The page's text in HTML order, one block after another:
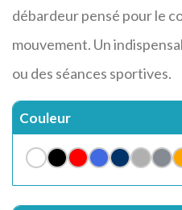
débardeur pensé pour le
mouvement. Un
ou des séances sportives.
Couleur